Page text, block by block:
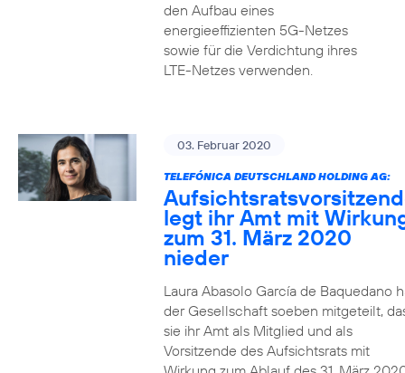
den Aufbau eines
energieeffizienten 5G-Netzes
sowie für die Verdichtung ihres
LTE-Netzes verwenden.
03. Februar 2020
TELEFÓNICA DEUTSCHLAND HOLDING AG:
legt ihr Amt mit
zum 31. März 2020
nieder
Laura Abasolo García de Baquedano
der Gesellschaft soeben mitgeteilt,
sie ihr Amt als Mitglied und als
Vorsitzende des Aufsichtsrats mit